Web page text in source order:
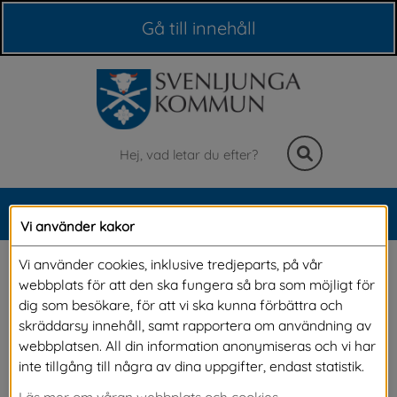
Gå till innehåll
Sök
Meny
Kampanj om kriminella
rekryteringar av barn
och unga
Vi använder kakor
Vi använder cookies, inklusive tredjeparts, på vår
webbplats för att den ska fungera så bra som möjligt för
dig som besökare, för att vi ska kunna förbättra och
skräddarsy innehåll, samt rapportera om användning av
webbplatsen. All din information anonymiseras och vi har
inte tillgång till några av dina uppgifter, endast statistik.